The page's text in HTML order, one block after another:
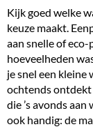
Kijk goed welke
keuze maakt.
aan snelle of eco-
hoeveelheden
je snel een kleine
ochtends ontdekt
die ’s avonds
ook handig: de